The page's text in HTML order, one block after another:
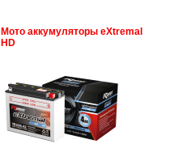
Мото аккумуляторы eXtremal
HD